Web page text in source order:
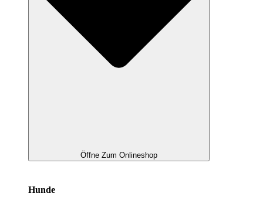
Öffne Zum Onlineshop
Hunde